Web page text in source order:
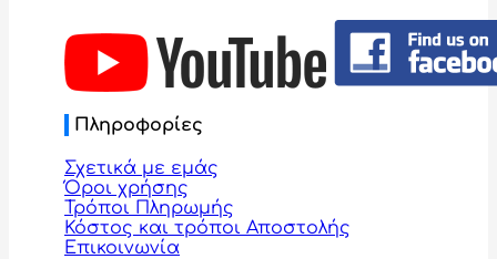
Πληροφορίες
Σχετικά με εμάς
Όροι χρήσης
Τρόποι Πληρωμής
Κόστος και τρόποι Αποστολής
Επικοινωνία